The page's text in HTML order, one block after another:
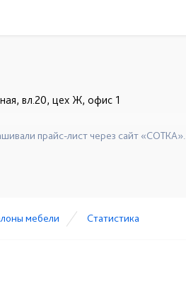
вл.20, цех Ж, офис 1
прайс-лист через сайт «СОТКА».
мебели Статистика